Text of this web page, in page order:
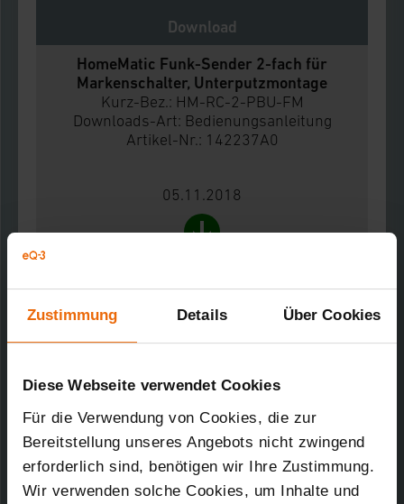
Zustimmung Details Über Cookies
Diese Webseite verwendet Cookies
Für die Verwendung von Cookies, die zur
Bereitstellung unseres Angebots nicht zwingend
erforderlich sind, benötigen wir Ihre Zustimmung.
Wir verwenden solche Cookies, um Inhalte und
Download
HomeMatic Funk-Sender 2-fach für
Markenschalter, Unterputzmontage
Kurz-Bez.: HM-RC-2-PBU-FM
Downloads-Art: Bedienungsanleitung
Artikel-Nr.: 142237A0
05.11.2018
HomeMatic Funk-Sender 2-fach für
Markenschalter, Unterputzmontage
Kurz-Bez.: HM-RC-2-PBU-FM
Artikel-Nr.: 142237A0
05.11.2018